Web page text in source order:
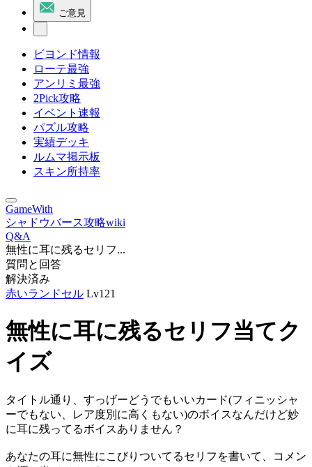
ご意見
ビヨンド情報
ローテ最強
アンリミ最強
2Pick攻略
イベント速報
パズル攻略
実績デッキ
ルムマ掲示板
スキン所持率
GameWith
シャドウバース攻略wiki
Q&A
無性に耳に残るセリフ...
質問と回答
解決済み
赤いランドセル Lv121
無性に耳に残るセリフ当てク
イズ
タイトル通り、すっげーどうでもいいカード(フィニッシャ
ーでもない、レア度別に高くもない)のボイスなんだけど妙
に耳に残ってるボイスありません？
あなたの耳に無性にこびりついてるセリフを書いて、コメン